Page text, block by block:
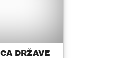
DRŽAVE